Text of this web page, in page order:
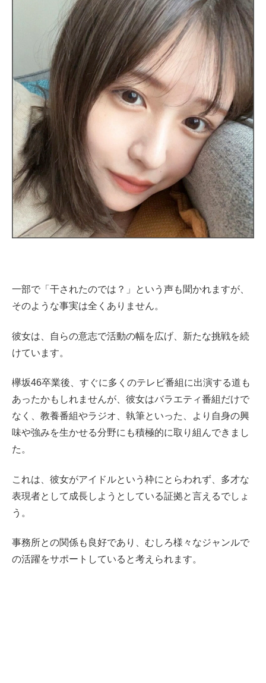
一部で「干されたのでは？」という声も聞かれますが、
そのような事実は全くありません。
彼女は、自らの意志で活動の幅を広げ、新たな挑戦を続
けています。
欅坂46卒業後、すぐに多くのテレビ番組に出演する道も
あったかもしれませんが、彼女はバラエティ番組だけで
なく、教養番組やラジオ、執筆といった、より自身の興
味や強みを生かせる分野にも積極的に取り組んできまし
た。
これは、彼女がアイドルという枠にとらわれず、多才な
表現者として成長しようとしている証拠と言えるでしょ
う。
事務所との関係も良好であり、むしろ様々なジャンルで
の活躍をサポートしていると考えられます。